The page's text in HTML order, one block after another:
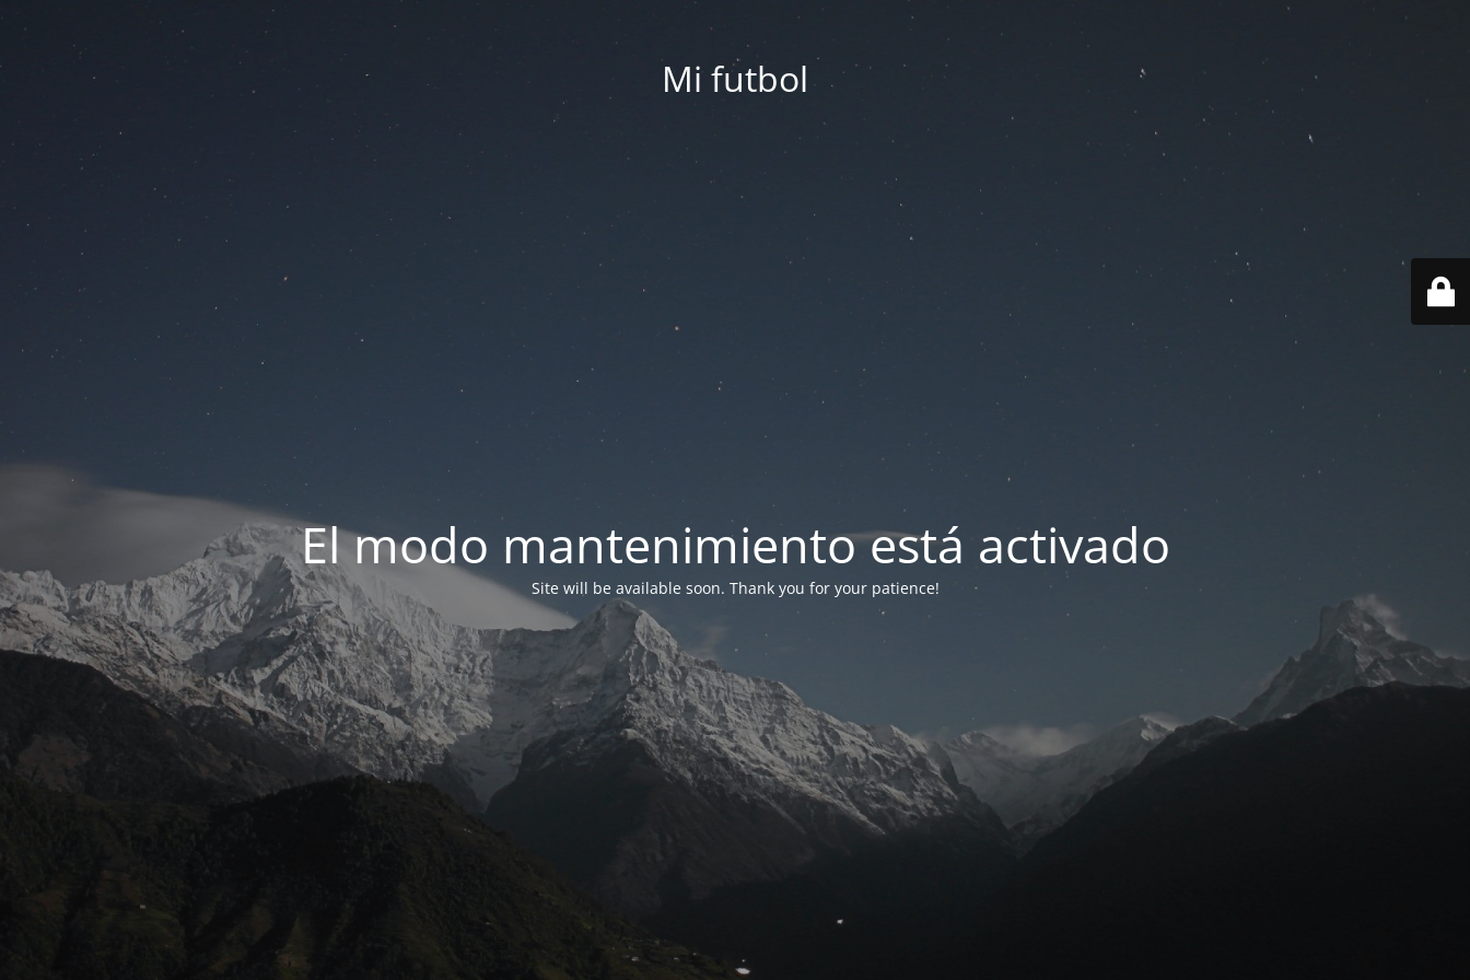
Mi futbol
El modo mantenimiento está activado
Site will be available soon. Thank you for your patience!